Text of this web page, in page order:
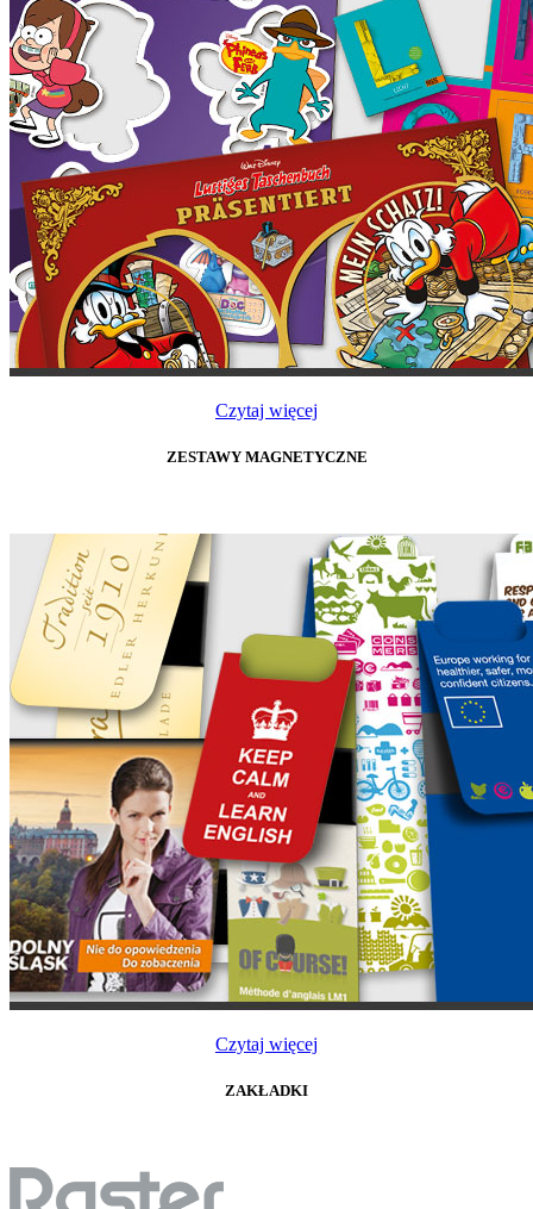
Czytaj więcej
ZESTAWY MAGNETYCZNE
Czytaj więcej
ZAKŁADKI